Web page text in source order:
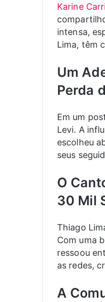
Karine
intensa,
Lima, têm
Um
Perda
Em um
Levi. A
escolheu
seus
O
30 Mil
Thiago
Com uma
ressoou
as redes,
A